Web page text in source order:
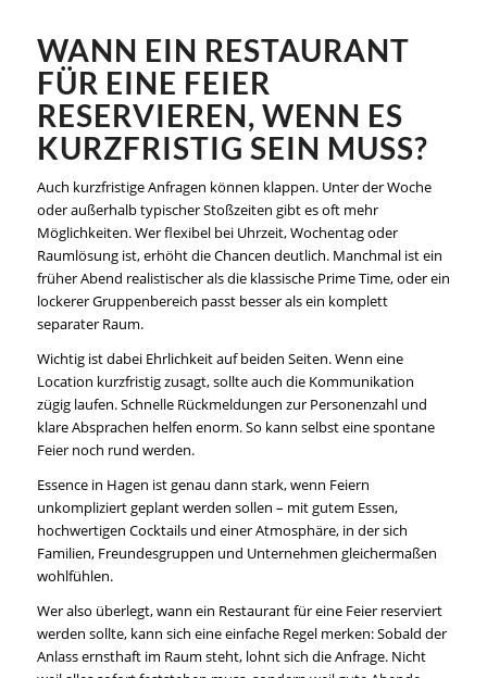
WANN EIN RESTAURANT
FÜR EINE FEIER
RESERVIEREN, WENN ES
KURZFRISTIG SEIN MUSS?
Auch kurzfristige Anfragen können klappen. Unter der Woche
oder außerhalb typischer Stoßzeiten gibt es oft mehr
Möglichkeiten. Wer flexibel bei Uhrzeit, Wochentag oder
Raumlösung ist, erhöht die Chancen deutlich. Manchmal ist ein
früher Abend realistischer als die klassische Prime Time, oder ein
lockerer Gruppenbereich passt besser als ein komplett
separater Raum.
Wichtig ist dabei Ehrlichkeit auf beiden Seiten. Wenn eine
Location kurzfristig zusagt, sollte auch die Kommunikation
zügig laufen. Schnelle Rückmeldungen zur Personenzahl und
klare Absprachen helfen enorm. So kann selbst eine spontane
Feier noch rund werden.
Essence in Hagen ist genau dann stark, wenn Feiern
unkompliziert geplant werden sollen – mit gutem Essen,
hochwertigen Cocktails und einer Atmosphäre, in der sich
Familien, Freundesgruppen und Unternehmen gleichermaßen
wohlfühlen.
Wer also überlegt, wann ein Restaurant für eine Feier reserviert
werden sollte, kann sich eine einfache Regel merken: Sobald der
Anlass ernsthaft im Raum steht, lohnt sich die Anfrage. Nicht